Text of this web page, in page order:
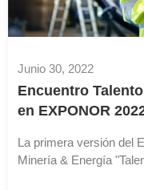
Junio 30, 2022
Encuentro
en EXPONOR
La primera versión del
Minería & Energía